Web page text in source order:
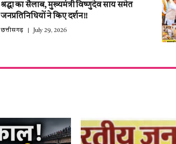
श्रद्धा का सैलाब, मुख्यमंत्री विष्णुदेव साय समेत
जनप्रतिनिधियों ने किए दर्शन!!
छत्तीसगढ़ July 29, 2026